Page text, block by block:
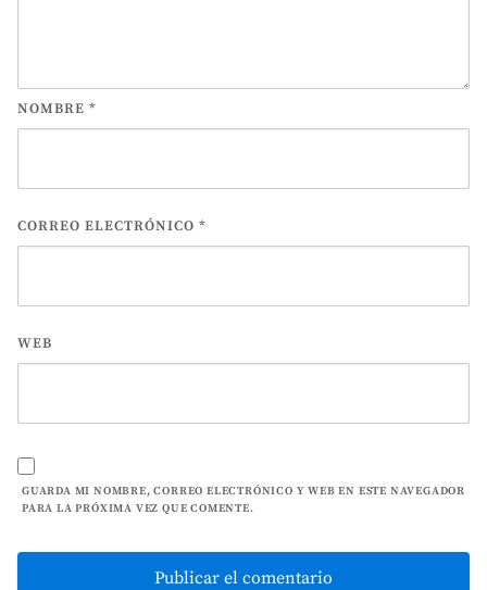
NOMBRE *
CORREO ELECTRÓNICO *
WEB
GUARDA MI NOMBRE, CORREO ELECTRÓNICO Y WEB EN ESTE NAVEGADOR
PARA LA PRÓXIMA VEZ QUE COMENTE.